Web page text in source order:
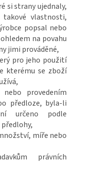
si strany ujednaly,
vlastnosti,
popsal nebo
na povahu
jimi prováděné,
pro jeho použití
kterému se zboží
provedením
předloze, byla-li
určeno podle
míře nebo
právních